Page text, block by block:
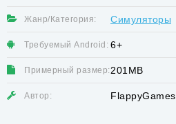
Жанр/Категория: Симуляторы
Требуемый Android: 6+
Примерный размер: 201MB
Автор: FlappyGames